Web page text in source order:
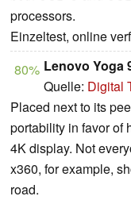
processors.
Einzeltest, online
80% Lenovo Yoga
Quelle: Digital
Placed next to its
portability in favor of
4K display. Not
x360, for example,
road.